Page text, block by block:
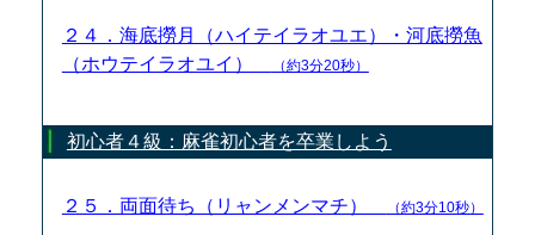
２４．海底撈月（ハイテイラオユエ）・河底撈魚
（ホウテイラオユイ）
（約3分20秒）
初心者４級：麻雀初心者を卒業しよう
２５．両面待ち（リャンメンマチ） （約3分10秒）